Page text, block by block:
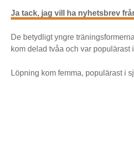
Ja tack, jag vill ha nyhetsbrev
De betydligt yngre
kom delad tvåa och var populärast
Löpning kom femma, populärast i